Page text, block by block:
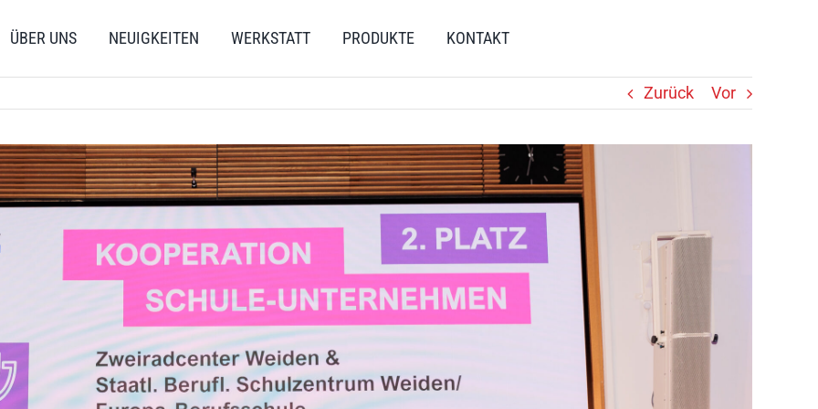
ÜBER UNS NEUIGKEITEN WERKSTATT PRODUKTE KONTAKT
Zurück Vor